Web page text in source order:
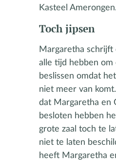
Kasteel Amerongen.
Toch jipsen
Margaretha schrijft
alle tijd hebben om
beslissen omdat
niet meer van
dat Margaretha en
besloten hebben
grote zaal toch te
niet te laten
heeft Margaretha